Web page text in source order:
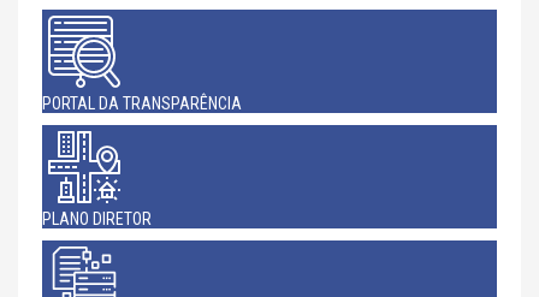
PORTAL DA TRANSPARÊNCIA
PLANO DIRETOR